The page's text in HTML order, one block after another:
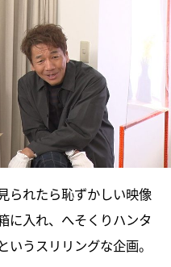
られたら恥ずかしい映像
に入れ、へそくりハンタ
うスリリングな企画。